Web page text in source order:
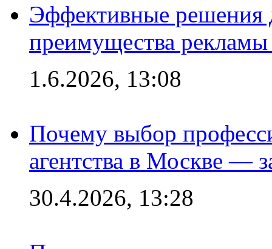
Эффективные решения
преимущества рекламы
1.6.2026, 13:08
Почему выбор
агентства в Москве —
30.4.2026, 13:28